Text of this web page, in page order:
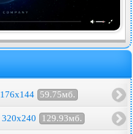
176x144 59.75мб.
320x240 129.93мб.